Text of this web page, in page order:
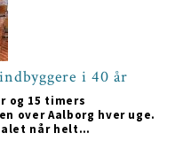
i 40 år
og 15 timers
over Aalborg hver uge.
når helt…